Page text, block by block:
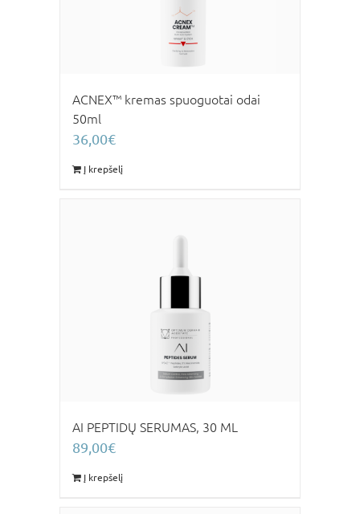
ACNEX™ kremas spuoguotai odai
50ml
36,00€
Į krepšelį
AI PEPTIDŲ SERUMAS, 30 ML
89,00€
Į krepšelį